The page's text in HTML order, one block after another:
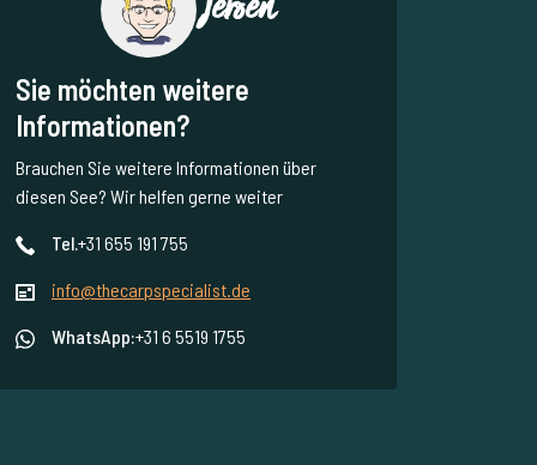
Sie möchten weitere
Informationen?
Brauchen Sie weitere Informationen über
diesen See? Wir helfen gerne weiter
Tel.+31 655 191 755
info@thecarpspecialist.de
WhatsApp:+31 6 5519 1755